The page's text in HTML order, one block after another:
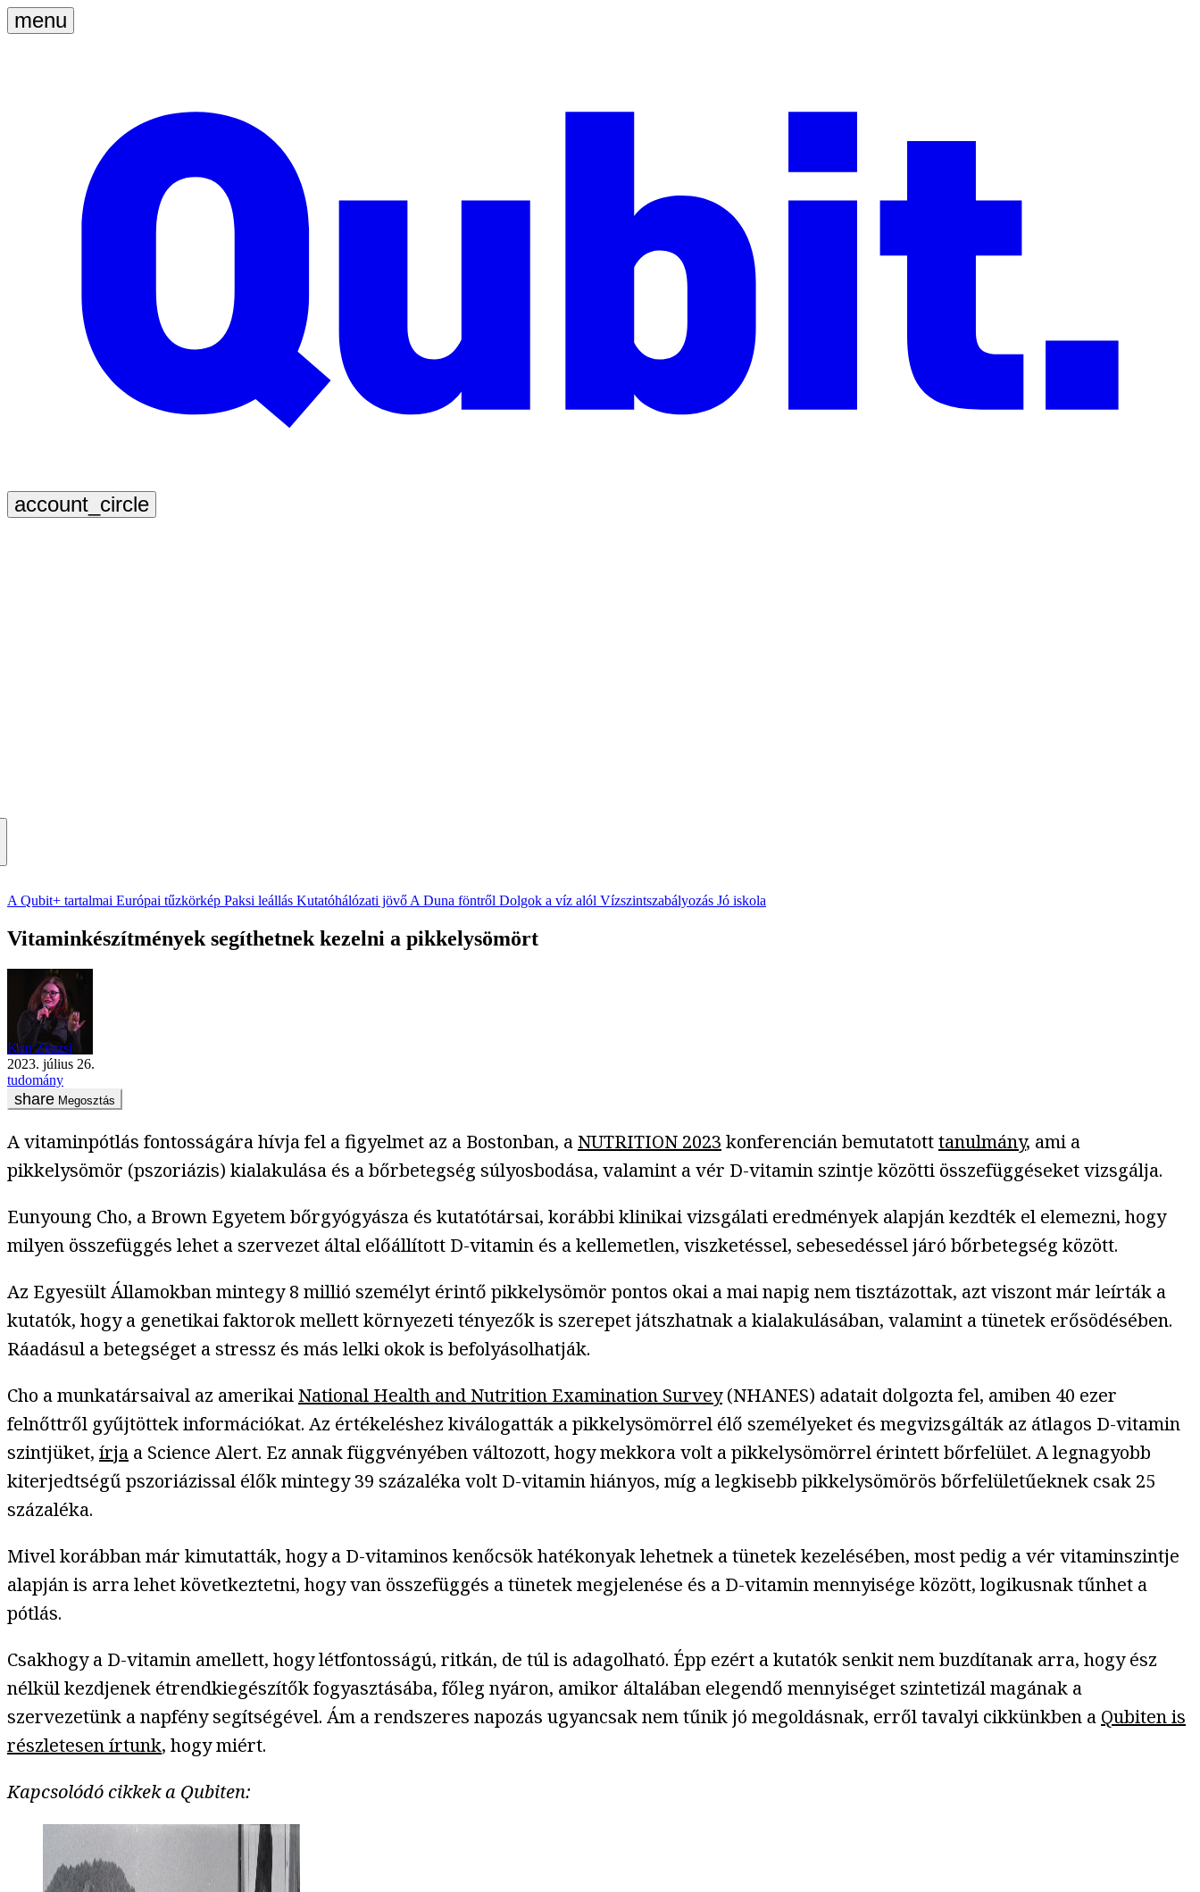
A Qubit+ tartalmai Európai tűzkörkép Paksi leállás Kutatóhálózati jövő A Duna föntről Dolgok a víz alól Vízszintszabályozás Jó iskola
Vitaminkészítmények segíthetnek kezelni a pikkelysömört
Kun Zsuzsi
2023. július 26.
tudomány
Megosztás
A vitaminpótlás fontosságára hívja fel a figyelmet az a Bostonban, a NUTRITION 2023 konferencián bemutatotttanulmány, ami a
pikkelysömör (pszoriázis) kialakulása és a bőrbetegség súlyosbodása, valamint a vér D-vitamin szintje közötti összefüggéseket vizsgálja.
Eunyoung Cho, a Brown Egyetem bőrgyógyásza és kutatótársai, korábbi klinikai vizsgálati eredmények alapján kezdték el elemezni, hogy
milyen összefüggés lehet a szervezet által előállított D-vitamin és a kellemetlen, viszketéssel, sebesedéssel járó bőrbetegség között.
Az Egyesült Államokban mintegy 8 millió személyt érintő pikkelysömör pontos okai a mai napig nem tisztázottak, azt viszont már leírták a
kutatók, hogy a genetikai faktorok mellett környezeti tényezők is szerepet játszhatnak a kialakulásában, valamint a tünetek erősödésében.
Ráadásul a betegséget a stressz és más lelki okok is befolyásolhatják.
Cho a munkatársaival az amerikai National Health and Nutrition Examination Survey(NHANES) adatait dolgozta fel, amiben 40 ezer
felnőttről gyűjtöttek információkat. Az értékeléshez kiválogatták a pikkelysömörrel élő személyeket és megvizsgálták az átlagos D-vitamin
szintjüket, írja a Science Alert. Ez annak függvényében változott, hogy mekkora volt a pikkelysömörrel érintett bőrfelület. A legnagyobb
kiterjedtségű pszoriázissal élők mintegy 39 százaléka volt D-vitamin hiányos, míg a legkisebb pikkelysömörös bőrfelületűeknek csak 25
százaléka.
Mivel korábban már kimutatták, hogy a D-vitaminos kenőcsök hatékonyak lehetnek a tünetek kezelésében, most pedig a vér vitaminszintje
alapján is arra lehet következtetni, hogy van összefüggés a tünetek megjelenése és a D-vitamin mennyisége között, logikusnak tűnhet a
pótlás.
Csakhogy a D-vitamin amellett, hogy létfontosságú, ritkán, de túl is adagolható. Épp ezért a kutatók senkit nem buzdítanak arra, hogy ész
nélkül kezdjenek étrendkiegészítők fogyasztásába, főleg nyáron, amikor általában elegendő mennyiséget szintetizál magának a
szervezetünk a napfény segítségével. Ám a rendszeres napozás ugyancsak nem tűnik jó megoldásnak, erről tavalyi cikkünkben a Qubiten is
részletesen írtunk, hogy miért.
Kapcsolódó cikkek a Qubiten: